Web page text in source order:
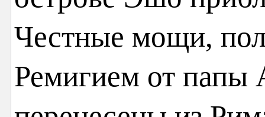
Честные мощи,
Ремигием от папы